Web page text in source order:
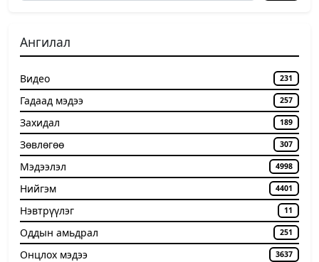
Ангилал
Видео 231
Гадаад мэдээ 257
Захидал 189
Зөвлөгөө 307
Мэдээлэл 4998
Нийгэм 4401
Нэвтрүүлэг 11
Оддын амьдрал 251
Онцлох мэдээ 3637